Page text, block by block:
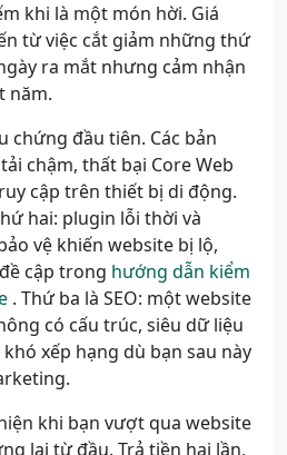
khi là một món hời. Giá
từ việc cắt giảm những thứ
ra mắt nhưng cảm nhận
năm.
chứng đầu tiên. Các bản
chậm, thất bại Core Web
cập trên thiết bị di động.
hai: plugin lỗi thời và
vệ khiến website bị lộ,
cập trong hướng dẫn kiểm
. Thứ ba là SEO: một website
có cấu trúc, siêu dữ liệu
xếp hạng dù bạn sau này
khi bạn vượt qua website
lại từ đầu. Trả tiền hai lần,